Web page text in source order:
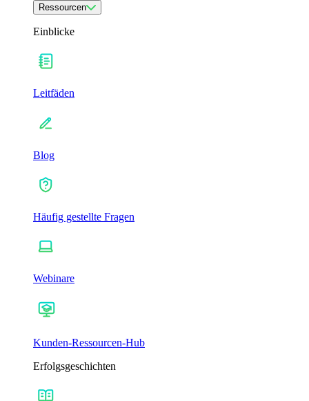
Ressourcen
Einblicke
Leitfäden
Blog
Häufig gestellte Fragen
Webinare
Kunden-Ressourcen-Hub
Erfolgsgeschichten